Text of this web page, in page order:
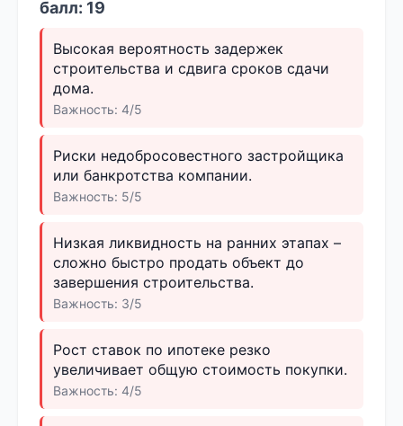
балл: 19
Высокая вероятность задержек
строительства и сдвига сроков сдачи
дома.
Важность: 4/5
Риски недобросовестного застройщика
или банкротства компании.
Важность: 5/5
Низкая ликвидность на ранних этапах –
сложно быстро продать объект до
завершения строительства.
Важность: 3/5
Рост ставок по ипотеке резко
увеличивает общую стоимость покупки.
Важность: 4/5